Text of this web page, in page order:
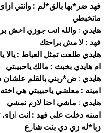
فهد ضر*بها بالق*لم : وانتي
ماتخبطي
هايدي : والله انت جوزي اخش
فهد : لا مش براحتك
هايدي طلعت تمثل العياط : يالا
ام هايدي بخبث : مالك ياحبيبتي
هايدي : ض*ربني بالقلم علشان
امينه : معلشي ياحبيبتي هي اخته
هايدي : ماشي احنا لازم نمشي
امينه دخلت علي فهد : انت
زبا*له زي دي بنت شارع